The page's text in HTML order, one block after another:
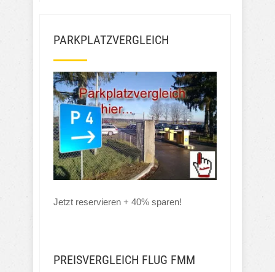
PARKPLATZVERGLEICH
Jetzt reservieren + 40% sparen!
PREISVERGLEICH FLUG FMM